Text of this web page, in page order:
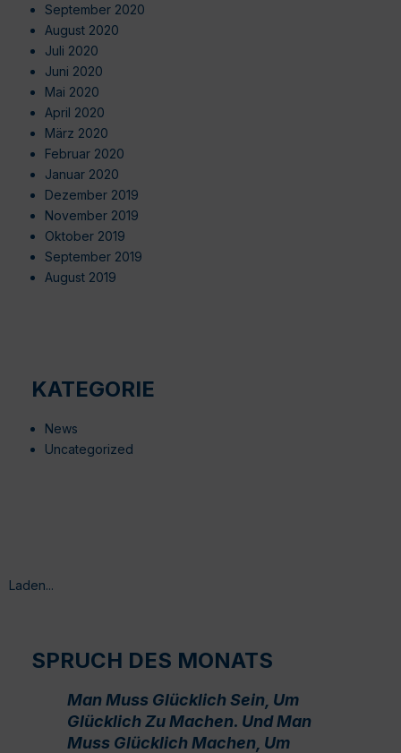
September 2020
August 2020
Juli 2020
Juni 2020
Mai 2020
April 2020
März 2020
Februar 2020
Januar 2020
Dezember 2019
November 2019
Oktober 2019
September 2019
August 2019
KATEGORIE
News
Uncategorized
Laden...
SPRUCH DES MONATS
Man Muss Glücklich Sein, Um
Glücklich Zu Machen. Und Man
Muss Glücklich Machen, Um